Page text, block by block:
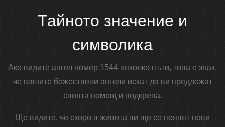
Тайното значение и
символика
Ако видите ангел номер 1544 няколко пъти, това е знак,
че вашите божествени ангели искат да ви предложат
своята помощ и подкрепа.
Ще видите, че скоро в живота ви ще се появят нови